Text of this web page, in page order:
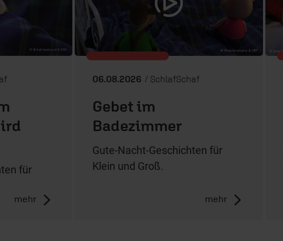
für
mehr
06.08.2026 / SchlafSchaf
Gebet im
Badezimmer
Gute-Nacht-Geschichten für
Klein und Groß.
mehr